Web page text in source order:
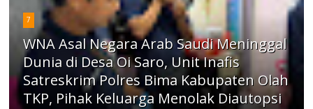
7
WNA Asal Negara Arab Saudi Meninggal
Dunia di Desa Oi Saro, Unit Inafis
Satreskrim Polres Bima Kabupaten Olah
TKP, Pihak Keluarga Menolak Diautopsi